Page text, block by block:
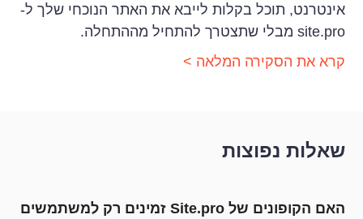
אינטרנט, תוכל בקלות לייבא את האתר הנוכחי שלך ל-
site.pro מבלי שתצטרך להתחיל מההתחלה.
קרא את הסקירה המלאה >
שאלות נפוצות
האם הקופונים של Site.pro זמינים רק למשתמשים